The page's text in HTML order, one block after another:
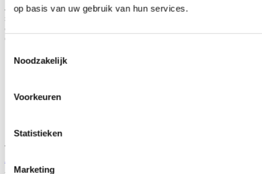
op basis van uw gebruik van hun services.
Noodzakelijk
Voorkeuren
Statistieken
Marketing
Je schaft dit product aan op basis van eigen inzicht. Door de
specificaties, afbeelding of titel van het product te raadplegen, kun je
controleren of het geschikt is voor jouw auto.
Gerelateerde producten
TIP
Artikelcode: ARP-901-750X